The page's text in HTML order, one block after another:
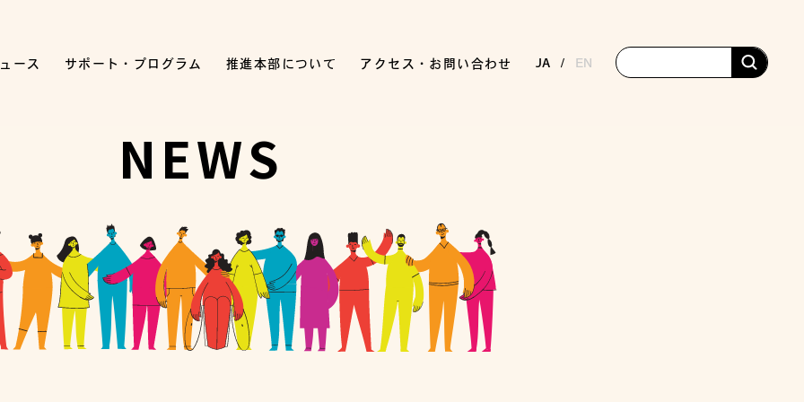
ース サポート・プログラム 推進本部について アクセス・お問い合わせ EN
JA
NEWS